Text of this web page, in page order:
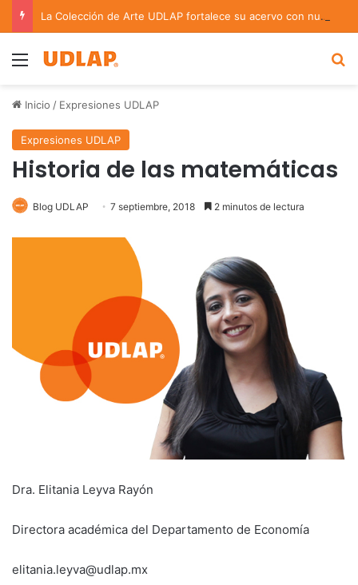
La Colección de Arte UDLAP fortalece su acervo con nuevas obras de artistas emergentes y consolidados
Menu
Inicio / Expresiones UDLAP
Expresiones UDLAP
Historia de las matemáticas
Blog UDLAP 7 septiembre, 2018 2 minutos de lectura
Dra. Elitania Leyva Rayón
Directora académica del Departamento de Economía
elitania.leyva@udlap.mx